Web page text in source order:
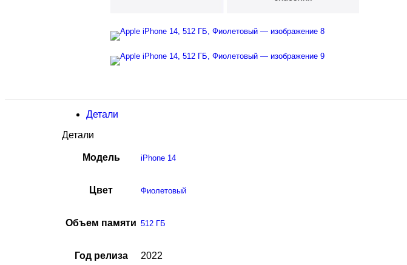
Детали
Детали
Модель iPhone 14
Цвет Фиолетовый
Объем памяти 512 ГБ
Год релиза 2022